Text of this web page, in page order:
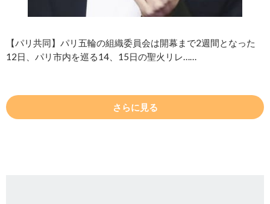
【パリ共同】パリ五輪の組織委員会は開幕まで2週間となった
12日、パリ市内を巡る14、15日の聖火リレ……
さらに見る